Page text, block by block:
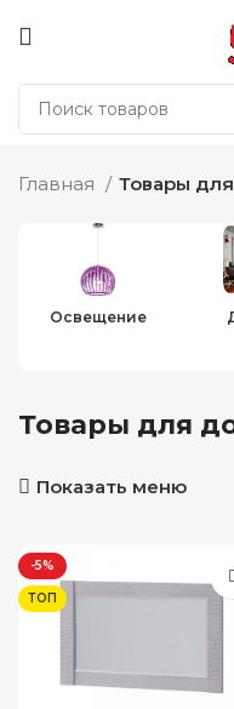
Главная Товары
Освещение
Товары для
Показать меню
-5%
ТОП